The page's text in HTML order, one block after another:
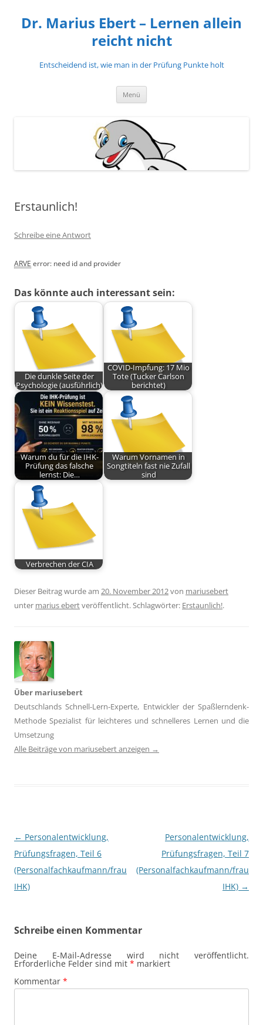
springen
Dr. Marius Ebert – Lernen allein
reicht nicht
Entscheidend ist, wie man in der Prüfung Punkte holt
Menü
Erstaunlich!
Schreibe eine Antwort
ARVE error: need id and provider
Das könnte auch interessant sein:
Die dunkle Seite der
Psychologie (ausführlich)
COVID-Impfung: 17 Mio
Tote (Tucker Carlson
berichtet)
Warum du für die IHK-
Prüfung das falsche
lernst: Die…
Warum Vornamen in
Songtiteln fast nie Zufall
sind
Verbrechen der CIA
Dieser Beitrag wurde am 20. November 2012von mariusebert
unter marius ebertveröffentlicht. Schlagwörter: Erstaunlich!.
Über mariusebert
Deutschlands Schnell-Lern-Experte, Entwickler der Spaßlerndenk-
Methode Spezialist für leichteres und schnelleres Lernen und die
Umsetzung
Alle Beiträge von mariusebert anzeigen →
Beitragsnavigation
← Personalentwicklung,
Prüfungsfragen, Teil 6
(Personalfachkaufmann/frau
IHK)
Personalentwicklung,
Prüfungsfragen, Teil 7
(Personalfachkaufmann/frau
IHK) →
Schreibe einen Kommentar
Deine E-Mail-Adresse wird nicht veröffentlicht.
Erforderliche Felder sind mit * markiert
Kommentar *